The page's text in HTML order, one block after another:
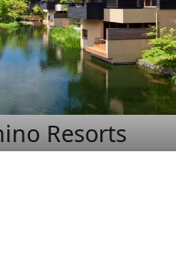
Resorts